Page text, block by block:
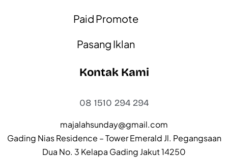
Paid Promote
Pasang Iklan
Kontak Kami
08 1510 294 294
majalahsunday@gmail.com
Gading Nias Residence – Tower Emerald Jl. Pegangsaan
Dua No. 3 Kelapa Gading Jakut 14250